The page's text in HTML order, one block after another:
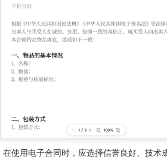
使用电子合同时，应选择信誉良好、技